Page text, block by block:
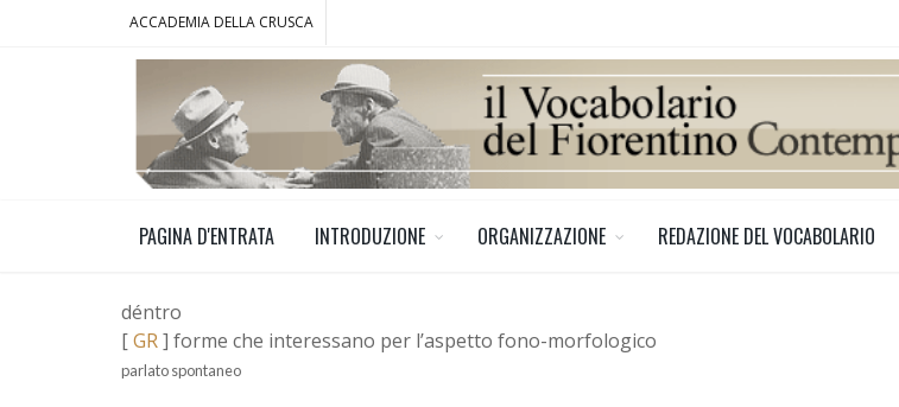
ACCADEMIA DELLA CRUSCA
PAGINA D'ENTRATA INTRODUZIONE ORGANIZZAZIONE REDAZIONE DEL VOCABOLARIO
déntro
[GR] forme che interessano per l’aspetto fono-morfologico
parlato spontaneo